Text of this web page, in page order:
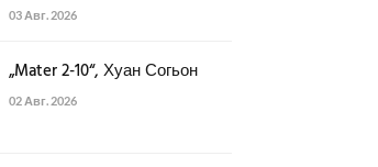
03 Авг. 2026
„Mater 2-10“, Хуан Согьон
02 Авг. 2026